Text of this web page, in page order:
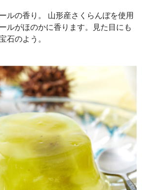
ルの香り。 山形産さくらんぼを使用
ルがほのかに香ります。見た目にも
石のよう。